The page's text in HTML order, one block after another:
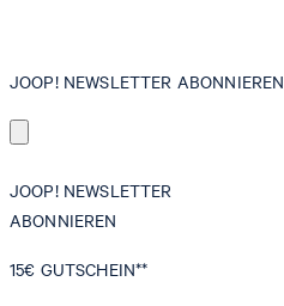
JOOP! NEWSLETTER ABONNIEREN
JOOP! NEWSLETTER
ABONNIEREN
15€ GUTSCHEIN**